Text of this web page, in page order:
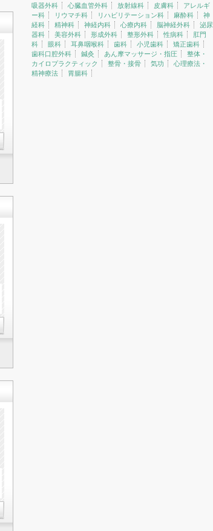
吸器外科
心臓血管外科 放射線科 皮膚科
アレルギ
ー科
リウマチ科 リハビリテーション科 麻酔科
神
経科
精神科 神経内科 心療内科 脳神経外科
泌尿
器科
美容外科 形成外科 整形外科 性病科
肛門
科
眼科 耳鼻咽喉科 歯科 小児歯科
矯正歯科
歯科口腔外科
鍼灸 あん摩マッサージ・指圧
整体・
カイロプラクティック
整骨・接骨 気功
心理療法・
精神療法
胃腸科